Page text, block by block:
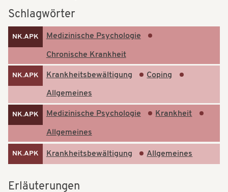
i
o
n
t
i
o
n
Schlagwörter
NK.APK Medizinische Psychologie
Chronische Krankheit
NK.APK Krankheitsbewältigung Coping
Allgemeines
NK.APK Medizinische Psychologie Krankheit
Allgemeines
NK.APK Krankheitsbewältigung Allgemeines
Erläuterungen